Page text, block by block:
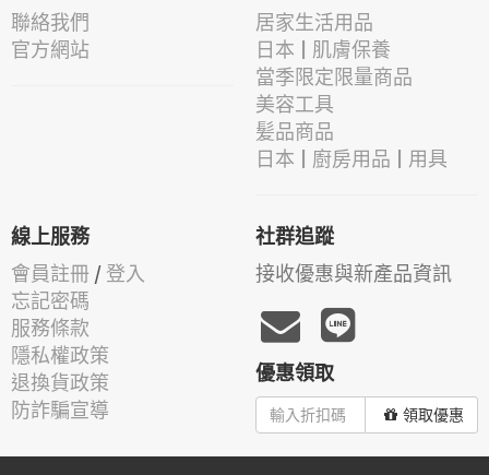
聯絡我們
官方網站
居家生活用品
日本 | 肌膚保養
當季限定限量商品
美容工具
髪品商品
日本 | 廚房用品 | 用具
線上服務
會員註冊 / 登入
忘記密碼
服務條款
隱私權政策
退換貨政策
防詐騙宣導
社群追蹤
接收優惠與新產品資訊
優惠領取
領取優惠